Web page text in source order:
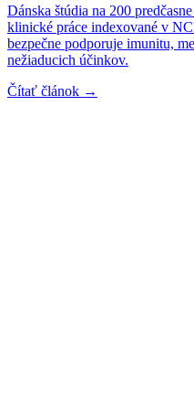
Dánska štúdia na 200
klinické práce indexované v
bezpečne podporuje imunitu,
nežiaducich účinkov.
Čítať článok →